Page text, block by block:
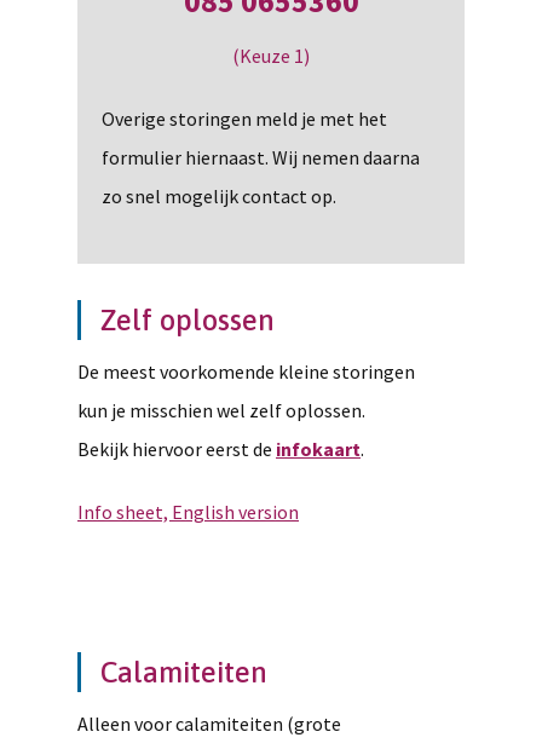
(Keuze 1)
Overige storingen meld je met het
formulier hiernaast. Wij nemen daarna
zo snel mogelijk contact op.
Zelf oplossen
De meest voorkomende kleine storingen
kun je misschien wel zelf oplossen.
Bekijk hiervoor eerst de infokaart.
Info sheet, English version
Calamiteiten
Alleen voor calamiteiten (grote